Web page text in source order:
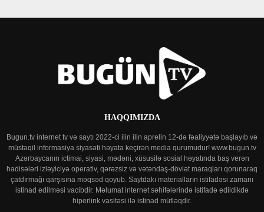
HAQQIMIZDA
Bugun.tv internet tv və saytı 2022-ci ilin ilin aprelin 12-də fəaliyyətə başlayıb və
müstəqil informasiya siyasəti həyata keçirən media qurumudur! www.bugun.tv
Azərbaycanın ictimai, siyasi, mədəni, xüsusilə sosial həyatında baş verən
hadisələri izləyiciyə operativ, qərəzsiz və vətəndaş-dövlət maraqları qorunaraq
çatdırmağı qarşısına məqsəd qoyub. Saytdakı materialların istifadəsi zamanı
istinad edilməsi vacibdir. Məlumat internet səhifələrində istifadə edildikdə
hiperlink vasitəsi ilə istinad mütləqdir.